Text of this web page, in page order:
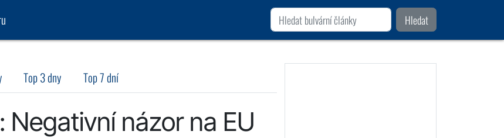
Hledat
Top 3 dny Top 7 dní
Negativní názor na EU